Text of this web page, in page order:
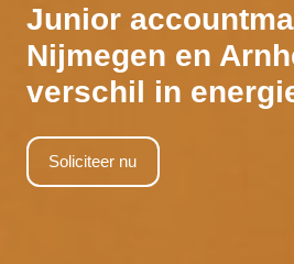
Junior
Nijmegen en
verschil in
Soliciteer nu